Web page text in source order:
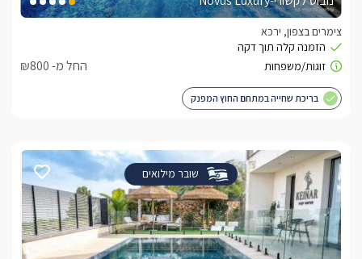
צימרים בצפון, ירכא
החל מ- ₪800
בריכת שחייה במתחם החוץ המפנק
שובר מילואים